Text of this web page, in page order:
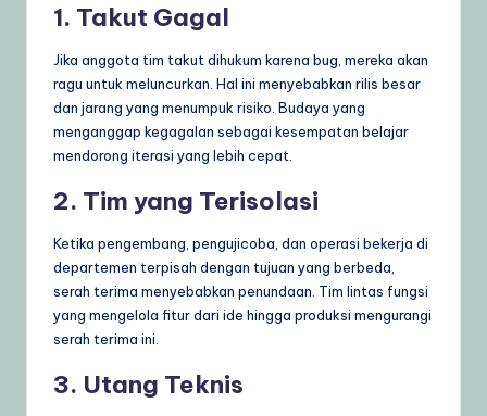
1. Takut Gagal
Jika anggota tim takut dihukum karena bug, mereka akan
ragu untuk meluncurkan. Hal ini menyebabkan rilis besar
dan jarang yang menumpuk risiko. Budaya yang
menganggap kegagalan sebagai kesempatan belajar
mendorong iterasi yang lebih cepat.
2. Tim yang Terisolasi
Ketika pengembang, pengujicoba, dan operasi bekerja di
departemen terpisah dengan tujuan yang berbeda,
serah terima menyebabkan penundaan. Tim lintas fungsi
yang mengelola fitur dari ide hingga produksi mengurangi
serah terima ini.
3. Utang Teknis